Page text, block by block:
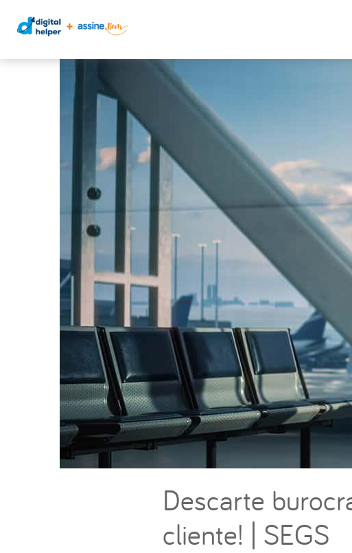
Descarte
cliente! | SEGS